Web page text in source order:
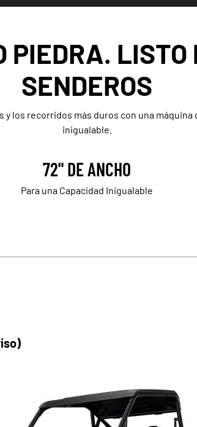
PIEDRA.
SENDEROS
los recorridos más duros con una máquina
inigualable.
72" DE ANCHO
Para una Capacidad Inigualable